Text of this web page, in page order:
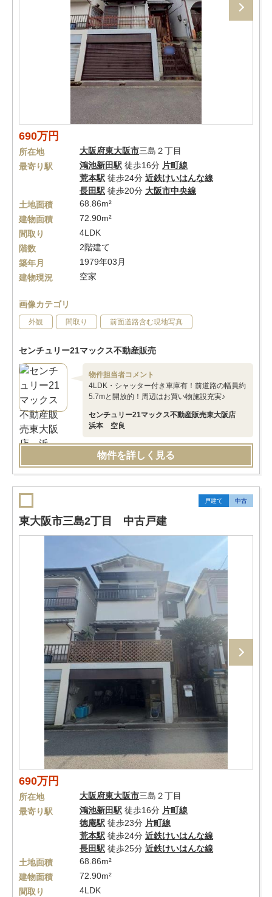
690万円
所在地 大阪府東大阪市三島２丁目
最寄り駅
鴻池新田駅 徒歩16分 片町線
荒本駅 徒歩24分 近鉄けいはんな線
長田駅 徒歩20分 大阪市中央線
土地面積
68.86m²
建物面積
72.90m²
間取り
4LDK
階数
2階建て
築年月
1979年03月
建物現況
空家
画像カテゴリ
外観 間取り 前面道路含む現地写真
センチュリー21マックス不動産販売
物件担当者コメント
4LDK・シャッター付き車庫有！前道路の幅員約
5.7mと開放的！周辺はお買い物施設充実♪
センチュリー21マックス不動産販売東大阪店
浜本 空良
物件を詳しく見る
戸建て 中古
東大阪市三島2丁目 中古戸建
690万円
所在地 大阪府東大阪市三島２丁目
最寄り駅
鴻池新田駅 徒歩16分 片町線
徳庵駅 徒歩23分 片町線
荒本駅 徒歩24分 近鉄けいはんな線
長田駅 徒歩25分 近鉄けいはんな線
土地面積
68.86m²
建物面積
72.90m²
間取り
4LDK